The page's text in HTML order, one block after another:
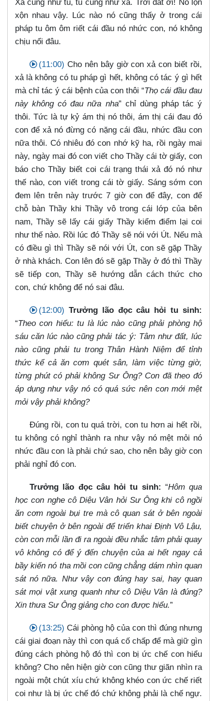
Xả cũng như tu, tu cũng như xả. Trời đất ơi! Nó lộn
xộn nhau vậy. Lúc nào nó cũng thấy ở trong cái
pháp tu ôm ôm riết cái đầu nó nhức con, nó không
chịu nổi đâu.
(11:00) Cho nên bây giờ con xả con biết rồi,
xả là không có tu pháp gì hết, không có tác ý gì hết
mà chỉ tác ý cái bệnh của con thôi “Thọ cái đầu đau
này không có đau nữa nha” chỉ dùng pháp tác ý
thôi. Tức là tự kỷ ám thị nó thôi, ám thị cái đau đó
con để xả nó đừng có nặng cái đầu, nhức đầu con
nữa thôi. Có nhiêu đó con nhớ kỹ ha, rồi ngày mai
này, ngày mai đó con viết cho Thầy cái tờ giấy, con
báo cho Thầy biết coi cái trạng thái xả đó nó như
thế nào, con viết trong cái tờ giấy. Sáng sớm con
đem lên trên này trước 7 giờ con để đây, con để
chỗ bàn Thầy khi Thầy vô trong cái lớp của bên
nam, Thầy sẽ lấy cái giấy Thầy kiểm điểm lại coi
như thế nào. Rồi lúc đó Thầy sẽ nói với Út. Nếu mà
có điều gì thì Thầy sẽ nói với Út, con sẽ gặp Thầy
ở nhà khách. Con lên đó sẽ gặp Thầy ở đó thì Thầy
sẽ tiếp con, Thầy sẽ hướng dẫn cách thức cho
con, chứ không để nó sai đâu.
(12:00) Trưởng lão đọc câu hỏi tu sinh:
“Theo con hiểu: tu là lúc nào cũng phải phòng hộ
sáu căn lúc nào cũng phải tác ý: Tâm như đất, lúc
nào cũng phải tu trong Thân Hành Niệm để tỉnh
thức kể cả ăn cơm quét sân, làm việc từng giờ,
từng phút có phải không Sư Ông? Con đã theo đó
áp dụng như vậy nó có quá sức nên con mới mệt
mỏi vậy phải không?
Đúng rồi, con tu quá trời, con tu hơn ai hết rồi,
tu không có nghỉ thành ra như vậy nó mệt mỏi nó
nhức đầu con là phải chứ sao, cho nên bây giờ con
phải nghỉ đó con.
Trưởng lão đọc câu hỏi tu sinh: “Hôm qua
học con nghe cô Diệu Vân hỏi Sư Ông khi cô ngồi
ăn cơm ngoài bụi tre mà cô quan sát ở bên ngoài
biết chuyện ở bên ngoài để triển khai Định Vô Lậu,
còn con mỗi lần đi ra ngoài đều nhắc tâm phải quay
vô không có để ý đến chuyện của ai hết ngay cả
bầy kiến nó tha mồi con cũng chẳng dám nhìn quan
sát nó nữa. Như vậy con đúng hay sai, hay quan
sát mọi vật xung quanh như cô Diệu Vân là đúng?
Xin thưa Sư Ông giảng cho con được hiểu.”
(13:25) Cái phòng hộ của con thì đúng nhưng
cái giai đoạn này thì con quá cố chấp để mà giữ gìn
đúng cách phòng hộ đó thì con bị ức chế con hiểu
không? Cho nên hiện giờ con cũng thư giãn nhìn ra
ngoài một chút xíu chứ không khéo con ức chế riết
coi như là bị ức chế đó chứ không phải là chế ngự.